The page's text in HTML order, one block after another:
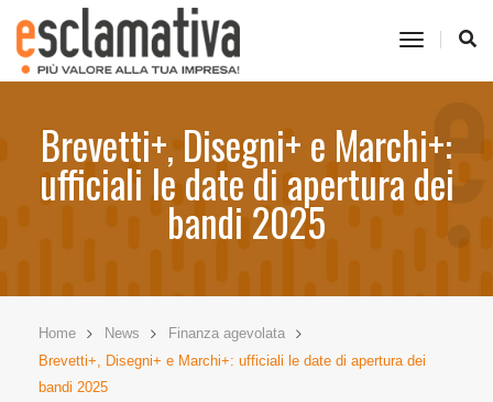
toggle
Brevetti+, Disegni+ e Marchi+:
ufficiali le date di apertura dei
bandi 2025
Home News
Finanza agevolata
Brevetti+, Disegni+ e Marchi+: ufficiali le date di apertura dei
bandi 2025